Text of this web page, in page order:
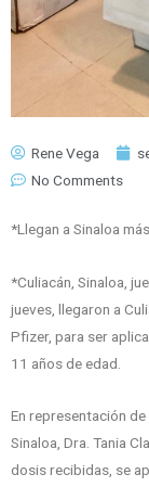
Rene Vega
No Comments
*Llegan a Sinaloa
*Culiacán, Sinaloa,
jueves, llegaron a
Pfizer, para ser
11 años de edad.
En representación
Sinaloa, Dra. Tania
dosis recibidas, se